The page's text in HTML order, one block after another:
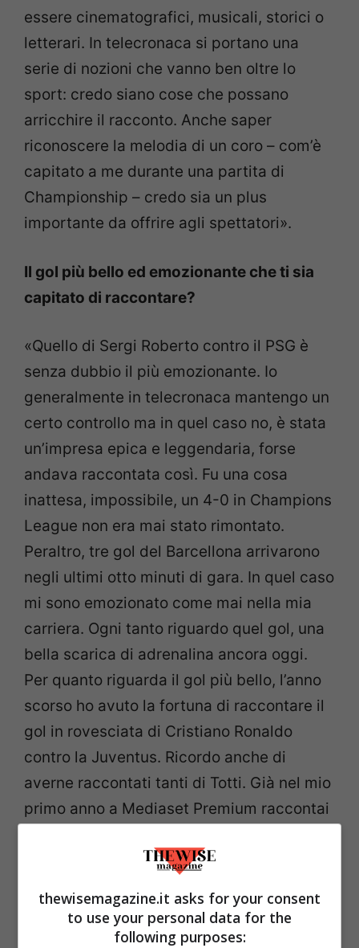
essere cinematografici, musicali, storici o
letterari. In telecronaca si portano una
serie di nozioni che vanno ben oltre lo
sport: credo siano cose che possano
arricchire il racconto. Anche saper
riconoscere la melodia di un coro – com’è
capitato a me durante una partita di
Championship – credo sia un plus
importante da offrire agli spettatori».
Il gol più bello ed emozionante che ti sia
capitato di raccontare?
«Quello di Sergi Roberto contro il PSG è
senza dubbio il più emozionante. Io
generalmente in telecronaca mantengo un
certo controllo ma in quel caso no, è stata
un’impresa epica e leggendaria, forse
andava raccontata così. Fu una cosa
inattesa, impossibile, un 4-0 in Champions
League non era mai stato rimontato.
Peraltro, tre gol del Barcellona arrivarono
negli ultimi otto minuti di gara. In quel caso
mi sono emozionato come mai nella mia
carriera. Ogni tanto riguardo quel gol, una
bella scarica di adrenalina ancora oggi.
Per quanto riguarda il gol più bello, l’anno
scorso ho avuto la fortuna di raccontare il
gol in rovesciata di Cristiano Ronaldo
contro la Juventus. Ricordo anche di
averne raccontati tanti di Totti. Già nel mio
primo anno a Mediaset Premium raccontai
una grande azione personale. O anche,
Sampdoria e, in seguito, la semirovesciata
nel Derby. Nei miei gol più belli c’è tanto
thewisemagazine.it asks for your consent
to use your personal data for the
following purposes: